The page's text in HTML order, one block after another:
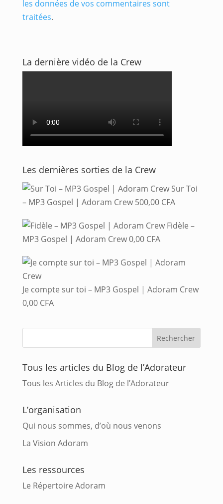
les données de vos commentaires sont
traitées.
La dernière vidéo de la Crew
Les dernières sorties de la Crew
Sur Toi
– MP3 Gospel | Adoram Crew 500,00 CFA
Fidèle –
MP3 Gospel | Adoram Crew0,00 CFA
Je compte sur toi – MP3 Gospel | Adoram Crew
0,00 CFA
Tous les articles du Blog de l’Adorateur
Tous les Articles du Blog de l’Adorateur
L’organisation
Qui nous sommes, d’où nous venons
La Vision Adoram
Les ressources
Le Répertoire Adoram